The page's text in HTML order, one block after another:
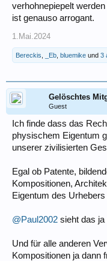
verhohnepiepelt
ist genauso arrogant.
1.Mai.2024
Bereckis _Eb bluemike und 3
Gelöschtes
Guest
Ich finde dass das
physischem Eigentum
unserer zivilisierten
Egal ob Patente,
Kompositionen,
Eigentum des Urhebers
@Paul2002 sieht das ja
Und für alle anderen
Kompositionen ja dann